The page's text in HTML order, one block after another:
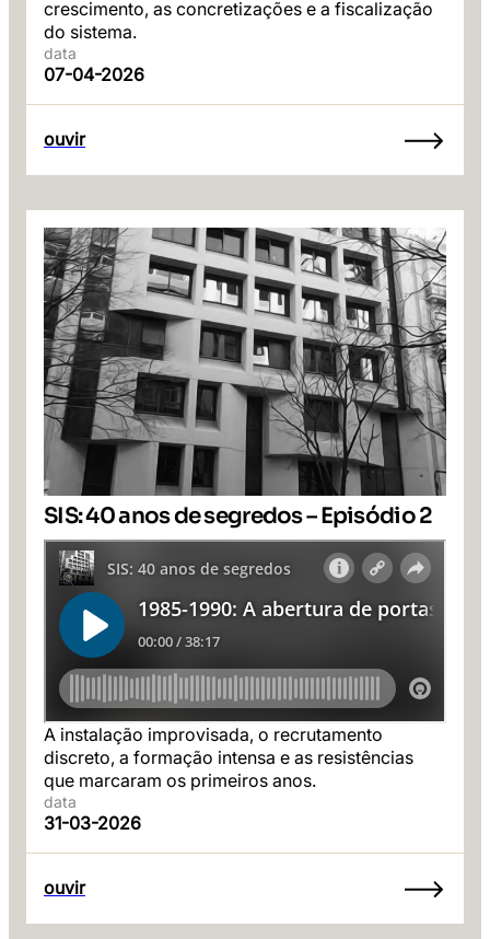
crescimento, as concretizações e a fiscalização
do sistema.
data
07-04-2026
ouvir
SIS: 40 anos de segredos – Episódio 2
A instalação improvisada, o recrutamento
discreto, a formação intensa e as resistências
que marcaram os primeiros anos.
data
31-03-2026
ouvir